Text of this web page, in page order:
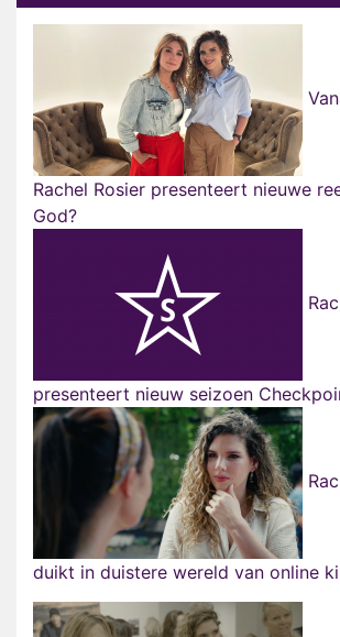
Rachel Rosier presenteert nieuwe
God?
presenteert nieuw seizoen
duikt in duistere wereld van online